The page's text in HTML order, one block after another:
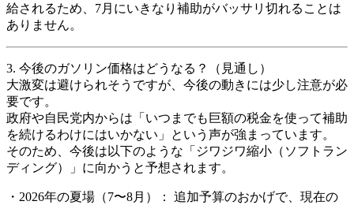
給されるため、7月にいきなり補助がバッサリ切れることは
ありません。
3. 今後のガソリン価格はどうなる？（見通し）
大激変は避けられそうですが、今後の動きには少し注意が必
要です。
政府や自民党内からは「いつまでも巨額の税金を使って補助
を続けるわけにはいかない」という声が強まっています。
そのため、今後は以下のような「ジワジワ縮小（ソフトラン
ディング）」に向かうと予想されます。
・2026年の夏場（7〜8月）： 追加予算のおかげで、現在の